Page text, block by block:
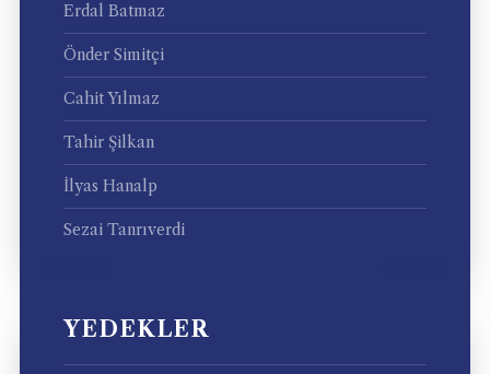
Erdal Batmaz
Önder Simitçi
Cahit Yılmaz
Tahir Şilkan
İlyas Hanalp
Sezai Tanrıverdi
YEDEKLER